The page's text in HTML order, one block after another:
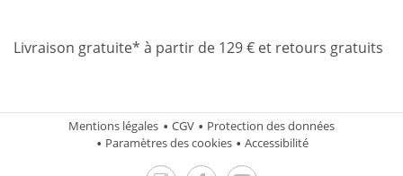
Livraison gratuite* à partir de 129 € et retours gratuits
Mentions légales CGV
Protection des données
Paramètres des cookies
Accessibilité